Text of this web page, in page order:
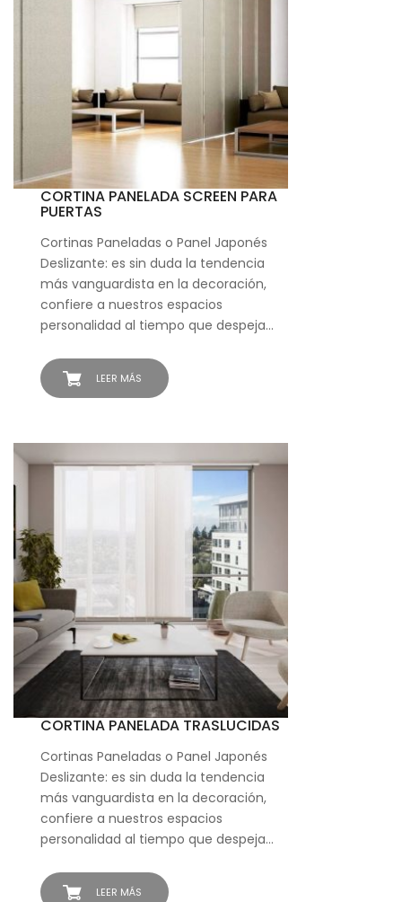
LEER MÁS
CORTINA PANELADA SCREEN PARA
PUERTAS
Cortinas Paneladas o Panel Japonés
Deslizante: es sin duda la tendencia
más vanguardista en la decoración,
confiere a nuestros espacios
personalidad al tiempo que despeja…
LEER MÁS
CORTINA PANELADA TRASLUCIDAS
Cortinas Paneladas o Panel Japonés
Deslizante: es sin duda la tendencia
más vanguardista en la decoración,
confiere a nuestros espacios
personalidad al tiempo que despeja…